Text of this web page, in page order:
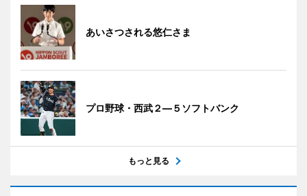
あいさつされる悠仁さま
プロ野球・西武２―５ソフトバンク
もっと見る